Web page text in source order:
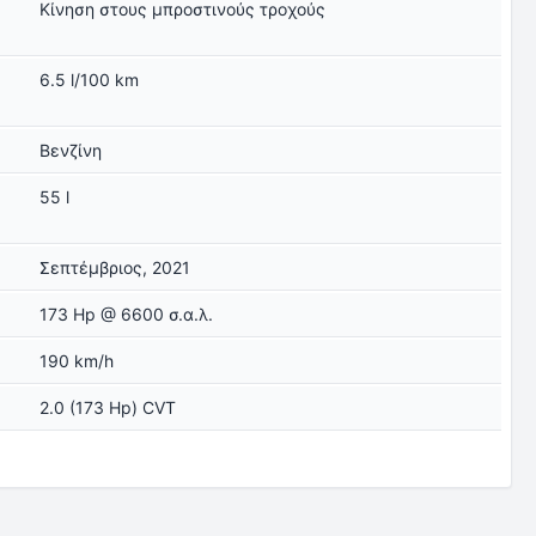
Κίνηση στους μπροστινούς τροχούς
6.5 l/100 km
Βενζίνη
55 l
Σεπτέμβριος, 2021
173 Hp @ 6600 σ.α.λ.
190 km/h
2.0 (173 Hp) CVT